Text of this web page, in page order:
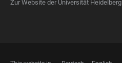
Zur Website der Universität Heidelberg